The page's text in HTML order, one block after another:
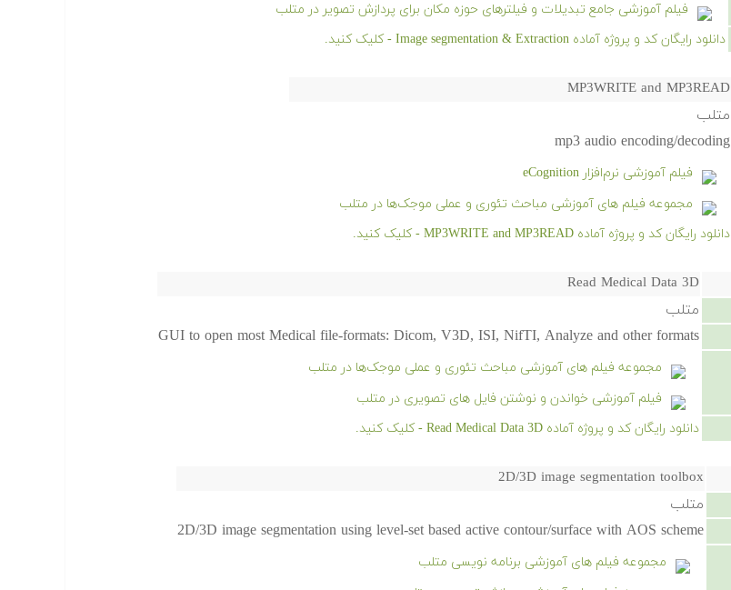
فیلم آموزشی جامع تبدیلات و فیلترهای حوزه مکان برای پردازش تصویر در متلب
دانلود رایگان کد و پروژه آماده Image segmentation & Extraction - کلیک کنید.
MP3WRITE and MP3READ
متلب
mp3 audio encoding/decoding
فیلم آموزشی نرم‌افزار eCognition
مجموعه فیلم های آموزشی مباحث تئوری و عملی موجک‌ها در متلب
دانلود رایگان کد و پروژه آماده MP3WRITE and MP3READ - کلیک کنید.
Read Medical Data 3D
متلب
GUI to open most Medical file-formats: Dicom, V3D, ISI, NifTI, Analyze and other formats
مجموعه فیلم های آموزشی مباحث تئوری و عملی موجک‌ها در متلب
فیلم آموزشی خواندن و نوشتن فایل های تصویری در متلب
دانلود رایگان کد و پروژه آماده Read Medical Data 3D - کلیک کنید.
2D/3D image segmentation toolbox
متلب
2D/3D image segmentation using level-set based active contour/surface with AOS scheme
مجموعه فیلم های آموزشی برنامه نویسی متلب